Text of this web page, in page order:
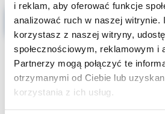
i reklam, aby oferować funkcje
analizować ruch w naszej witrynie.
korzystasz z naszej witryny,
społecznościowym, reklamowym i
Partnerzy mogą połączyć te
otrzymanymi od Ciebie lub
korzystania z ich usług.
Opalescence 1 strzykawka -